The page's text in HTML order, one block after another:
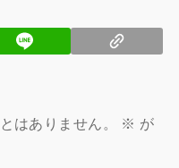
はありません。 ※ が